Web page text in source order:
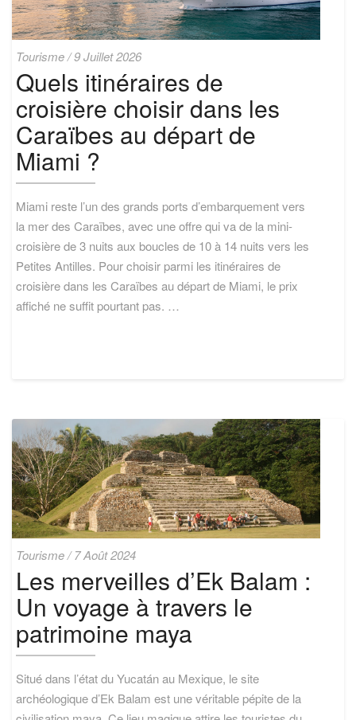
Tourisme/9 Juillet 2026Quels
itinéraires
de
croisière
choisir
dans
départ
de
Miami
?
Quels itinéraires de
croisière choisir dans les
Caraïbes au départ de
Miami ?
Miami reste l’un des grands ports d’embarquement vers
la mer des Caraïbes, avec une offre qui va de la mini-
croisière de 3 nuits aux boucles de 10 à 14 nuits vers les
Petites Antilles. Pour choisir parmi les itinéraires de
croisière dans les Caraïbes au départ de Miami, le prix
affiché ne suffit pourtant pas. …
Tourisme/7 Août 2024Les
merveilles
d’Ek
Balam
:
Un
voyage
travers
le
patrimoine
Les merveilles d’Ek Balam :
Un voyage à travers le
patrimoine maya
Situé dans l’état du Yucatán au Mexique, le site
archéologique d’Ek Balam est une véritable pépite de la